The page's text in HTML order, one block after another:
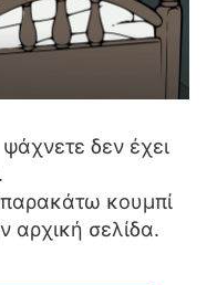
δεν έχει
κουμπί
αρχική σελίδα.